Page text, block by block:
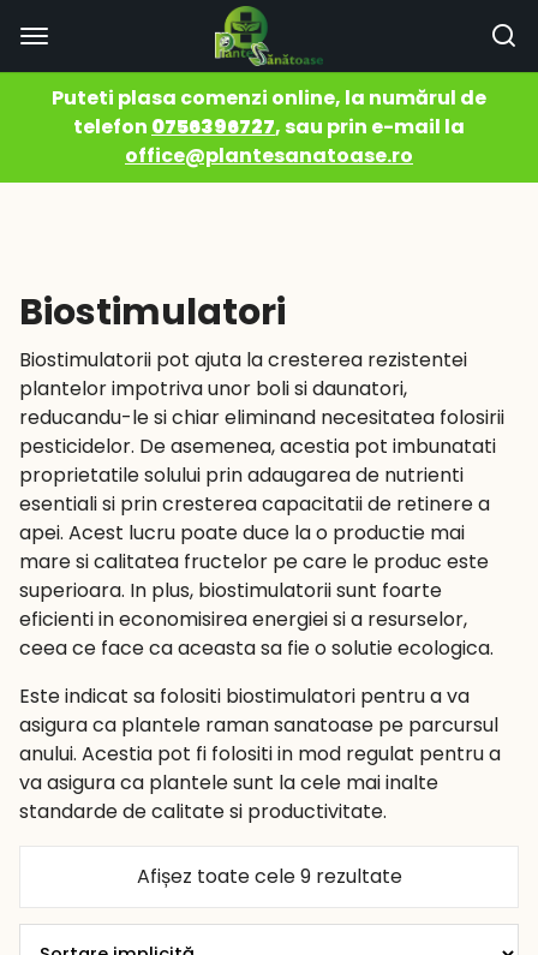
Puteti plasa comenzi online, la numărul de
telefon 0756396727, sau prin e-mail la
office@plantesanatoase.ro
Biostimulatori
Biostimulatorii pot ajuta la cresterea rezistentei
plantelor impotriva unor boli si daunatori,
reducandu-le si chiar eliminand necesitatea folosirii
pesticidelor. De asemenea, acestia pot imbunatati
proprietatile solului prin adaugarea de nutrienti
esentiali si prin cresterea capacitatii de retinere a
apei. Acest lucru poate duce la o productie mai
mare si calitatea fructelor pe care le produc este
superioara. In plus, biostimulatorii sunt foarte
eficienti in economisirea energiei si a resurselor,
ceea ce face ca aceasta sa fie o solutie ecologica.
Este indicat sa folositi biostimulatori pentru a va
asigura ca plantele raman sanatoase pe parcursul
anului. Acestia pot fi folositi in mod regulat pentru a
va asigura ca plantele sunt la cele mai inalte
standarde de calitate si productivitate.
Afișez toate cele 9 rezultate